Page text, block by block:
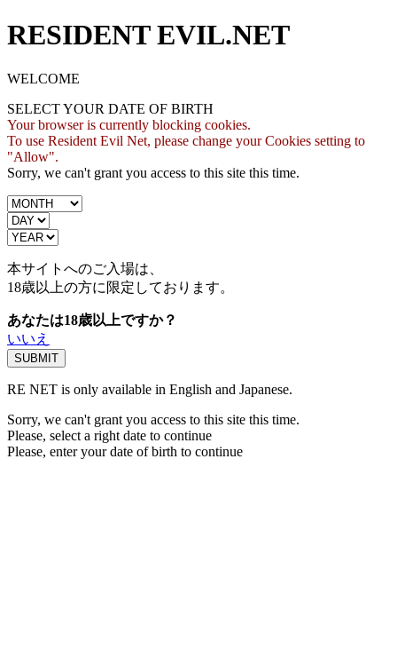
RESIDENT EVIL.NET
WELCOME
SELECT YOUR DATE OF BIRTH
Your browser is currently blocking cookies.
To use Resident Evil Net, please change your Cookies setting to
"Allow".
Sorry, we can't grant you access to this site this time.
本サイトへのご入場は、
18歳以上の方に限定しております。
あなたは18歳以上ですか？
いいえ
RE NET is only available in English and Japanese.
Sorry, we can't grant you access to this site this time.
Please, select a right date to continue
Please, enter your date of birth to continue